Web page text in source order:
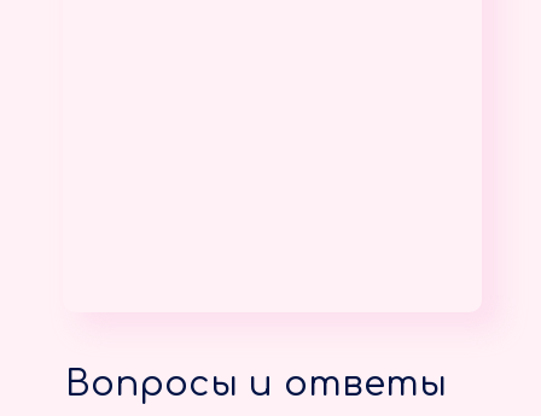
Вопросы и ответы